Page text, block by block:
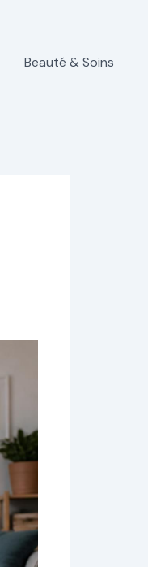
Beauté & Soins